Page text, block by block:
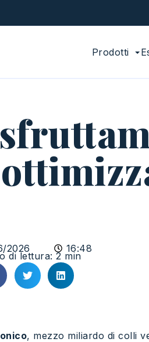
Prodotti
2026 16:48
di lettura: 2 min
, mezzo miliardo di colli